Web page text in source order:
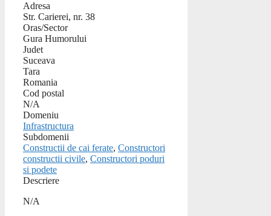
Adresa
Str. Carierei, nr. 38
Oras/Sector
Gura Humorului
Judet
Suceava
Tara
Romania
Cod postal
N/A
Domeniu
Infrastructura
Subdomenii
Constructii de cai ferate, Constructori
constructii civile, Constructori poduri
si podete
Descriere
N/A